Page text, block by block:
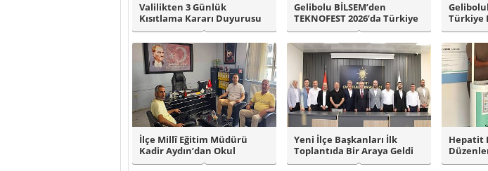
Valilikten 3 Günlük
Kısıtlama Kararı Duyurusu
Gelibolu BİLSEM’den
TEKNOFEST 2026’da Türkiye
Finali Başarıs..
Türkiye
İlçe Millî Eğitim Müdürü
Kadir Aydın’dan Okul
Ziyaretleri..
Yeni İlçe Başkanları İlk
Toplantıda Bir Araya Geldi
Hepatit